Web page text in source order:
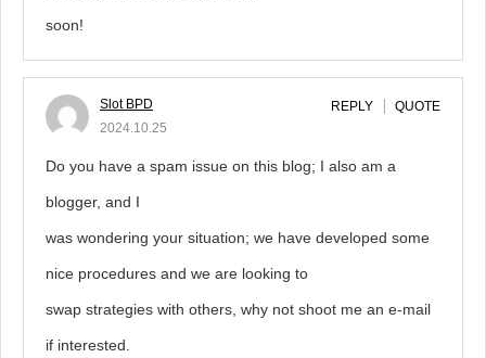
soon!
Slot BPD
2024.10.25
REPLY QUOTE
Do you have a spam issue on this blog; I also am a
blogger, and I
was wondering your situation; we have developed some
nice procedures and we are looking to
swap strategies with others, why not shoot me an e-mail
if interested.